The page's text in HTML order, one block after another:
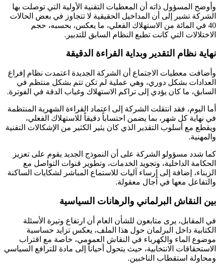
وأوضح المسؤول ذاته أن المعطيات التقنية الأولية التي توصلت بها
الشركة تشير إلى أن المداخيل الحقيقية لا تتجاوز في بعض الحالات
40 في المائة من الاستهلاك الفعلي، ما يعكس، بحسبه، حجم
الاختلالات التي كانت تطبع النظام السابق للتدبير.
نهاية نظام التقدير وبداية القراءة الدقيقة
وأضافت معطيات الاجتماع أن الشركة الجديدة اعتمدت نظام إفراغ
العدادات بشكل دوري، وهي عملية لم تكن تتم بشكل منتظم في
السابق، ما كان يؤدي إلى تراكم الاستهلاك وغياب الدقة في الفوترة.
أما اليوم، فقد انتقلت الشركة إلى اعتماد القراءة الشهرية المنتظمة
في نهاية كل شهر، بما يضمن احتساباً دقيقاً للاستهلاك الفعلي،
ويقطع مع أسلوب التقدير الذي كان يثير الكثير من الإشكالات التقنية
والمهنية.
كما شدد مسؤولو الشركة على أن النموذج الجديد يقوم على تعزيز
الحكامة الداخلية، وتجويد الخدمات، وتطوير قنوات التواصل مع
الزبناء، إضافة إلى إرساء آليات للاستماع المباشر لشكايات الساكنة
والتفاعل معها في آجال معقولة.
بين النقاش البرلماني والرهانات السياسية
في المقابل، يرى متابعون للشأن العام أن ارتفاع وتيرة الأسئلة
الكتابية داخل البرلمان حول هذا الملف، يعكس تزايد حساسية
موضوع الماء والكهرباء في النقاش العمومي، خاصة مع اقتراب
الاستحقاقات الانتخابية، حيث يتحول أحياناً إلى مادة للترافع السياسي
ومحاولة استقطاب الناخبين.